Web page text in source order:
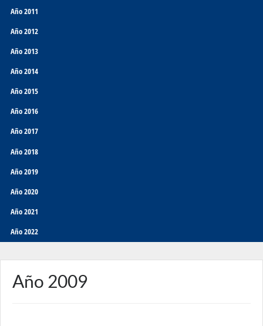
Año 2011
Año 2012
Año 2013
Año 2014
Año 2015
Año 2016
Año 2017
Año 2018
Año 2019
Año 2020
Año 2021
Año 2022
Año 2009